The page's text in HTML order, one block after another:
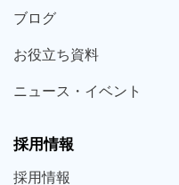
ブログ
お役立ち資料
ニュース・ イベント
採用情報
採用情報